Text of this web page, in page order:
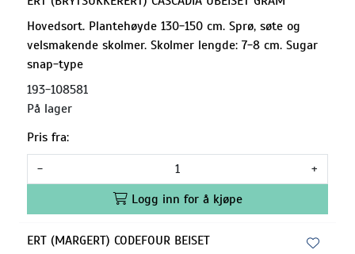
Hovedsort. Plantehøyde 130-150 cm. Sprø, søte og
velsmakende skolmer. Skolmer lengde: 7-8 cm. Sugar
snap-type
193-108581
På lager
Pris fra:
-
+
Logg inn for å kjøpe
ERT (MARGERT) CODEFOUR BEISET